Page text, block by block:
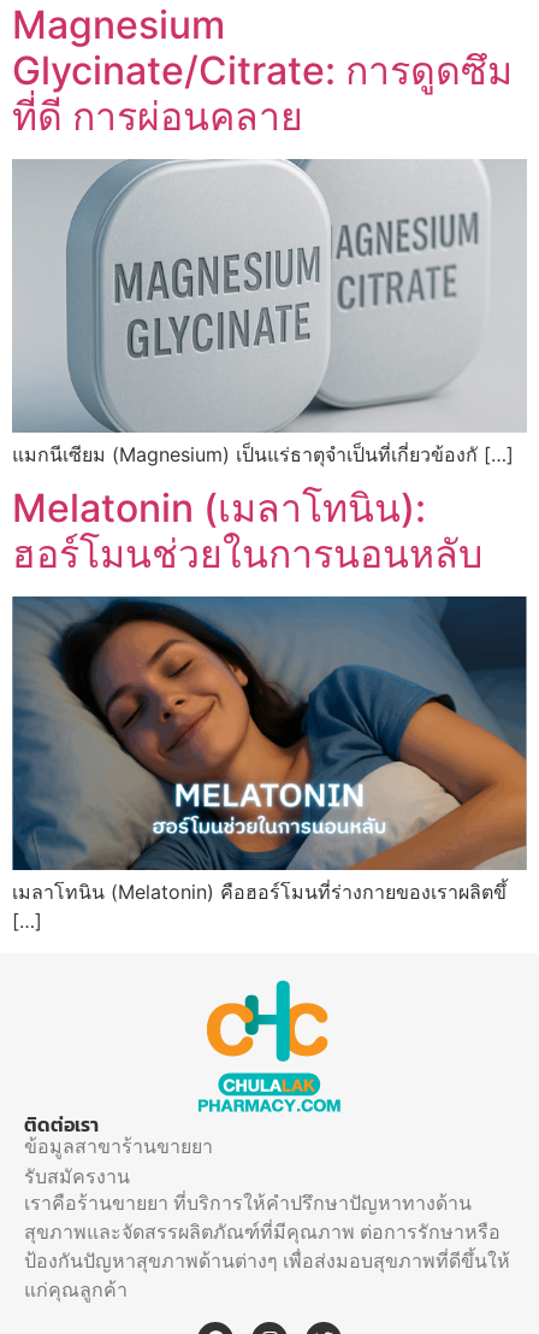
Magnesium
Glycinate/Citrate: การดูดซึม
ที่ดี การผ่อนคลาย
แมกนีเซียม (Magnesium) เป็นแร่ธาตุจำเป็นที่เกี่ยวข้องกั […]
Melatonin (เมลาโทนิน):
ฮอร์โมนช่วยในการนอนหลับ
เมลาโทนิน (Melatonin) คือฮอร์โมนที่ร่างกายของเราผลิตขึ้
[…]
ติดต่อเรา
ข้อมูลสาขาร้านขายยา
รับสมัครงาน
เราคือร้านขายยา ที่บริการให้คำปรึกษาปัญหาทางด้าน
สุขภาพและจัดสรรผลิตภัณฑ์ที่มีคุณภาพ ต่อการรักษาหรือ
ป้องกันปัญหาสุขภาพด้านต่างๆ เพื่อส่งมอบสุขภาพที่ดีขึ้นให้
แก่คุณลูกค้า